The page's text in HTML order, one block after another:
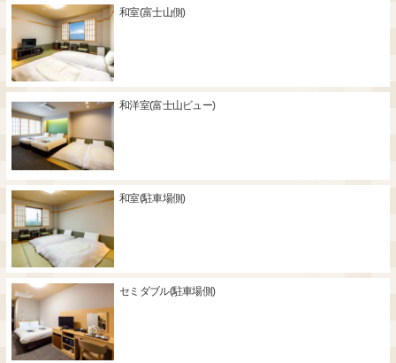
和室(富士山側)
和洋室(富士山ビュー)
和室(駐車場側)
セミダブル(駐車場側)